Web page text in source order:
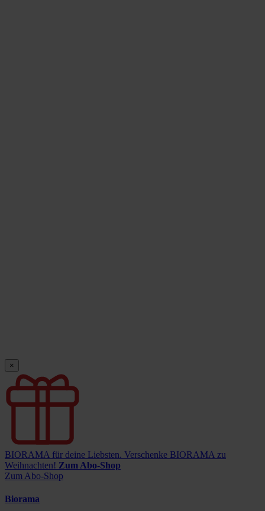
×
BIORAMA für deine Liebsten. Verschenke BIORAMA zu
Weihnachten! Zum Abo-Shop
Zum Abo-Shop
Biorama